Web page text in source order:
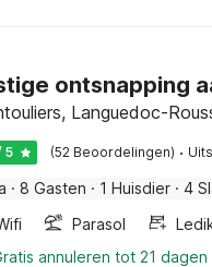
ontsnapping
Languedoc-
5 (52 Beoordelingen) ·
· 8 Gasten · 1 Huisdier · 4
Parasol
annuleren tot 21